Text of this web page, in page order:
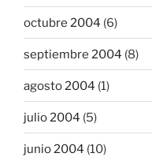
octubre 2004 (6)
septiembre 2004 (8)
agosto 2004 (1)
julio 2004 (5)
junio 2004 (10)